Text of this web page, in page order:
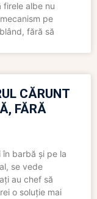
firele albe nu
pe
fără să
CĂRUNT
FĂRĂ
barbă și pe la
se vede
au chef să
o soluție mai